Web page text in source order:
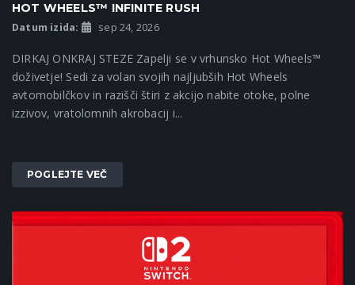
HOT WHEELS™ INFINITE RUSH
Datum izida: sep 24, 2026
DIRKAJ ONKRAJ STEZE Zapelji se v vrhunsko Hot Wheels™
doživetje! Sedi za volan svojih najljubših Hot Wheels
avtomobilčkov in razišči štiri z akcijo nabite otoke, polne
izzivov, vratolomnih akrobacij i...
POGLEJTE VEČ